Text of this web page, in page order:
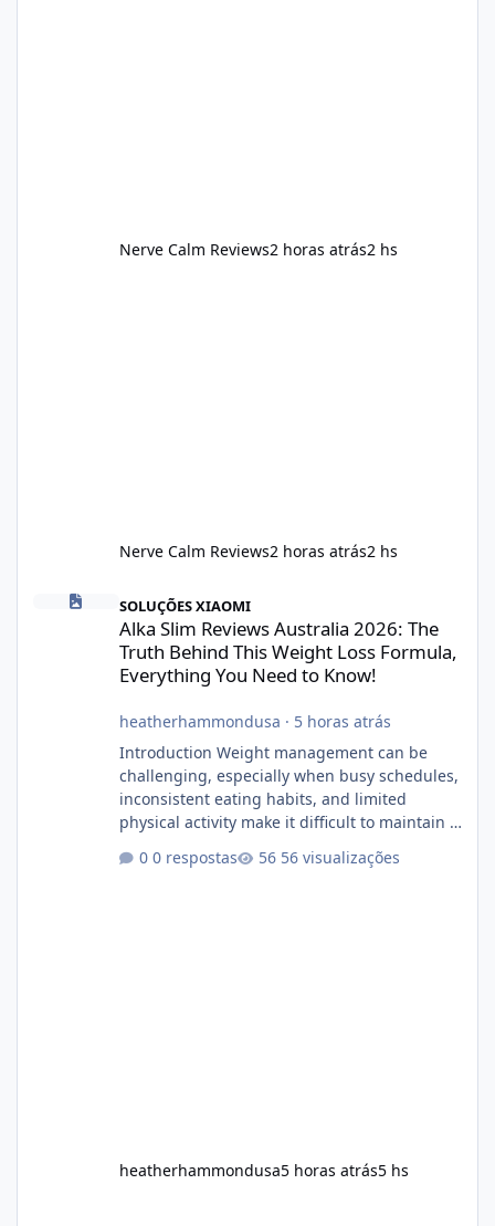
Nerve Calm Reviews2 horas atrás2 hs
Nerve Calm Reviews2 horas atrás2 hs
Alka Slim Reviews Australia 2026: The Truth Behind This
SOLUÇÕES XIAOMI
Alka Slim Reviews Australia 2026: The
Truth Behind This Weight Loss Formula,
Everything You Need to Know!
heatherhammondusa · 5 horas atrás
Introduction Weight management can be
challenging, especially when busy schedules,
inconsistent eating habits, and limited
physical activity make it difficult to maintain a
for dietary supplements that may
0 respostas 56 visualizações
heatherhammondusa5 horas atrás5 hs